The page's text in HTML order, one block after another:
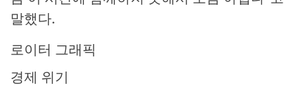
말했다.
로이터 그래픽
경제 위기